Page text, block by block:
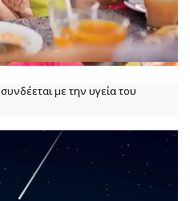
με την υγεία του